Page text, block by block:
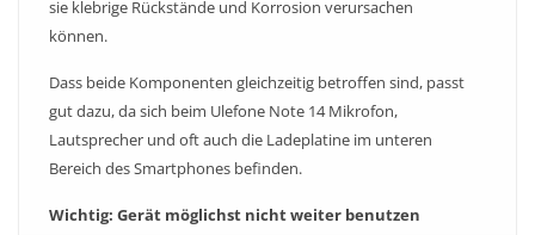
sie klebrige Rückstände und Korrosion verursachen
können.
Dass beide Komponenten gleichzeitig betroffen sind, passt
gut dazu, da sich beim Ulefone Note 14 Mikrofon,
Lautsprecher und oft auch die Ladeplatine im unteren
Bereich des Smartphones befinden.
Wichtig: Gerät möglichst nicht weiter benutzen